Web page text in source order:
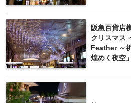
阪急百貨店
クリスマス
Feather ～
煌めく夜空